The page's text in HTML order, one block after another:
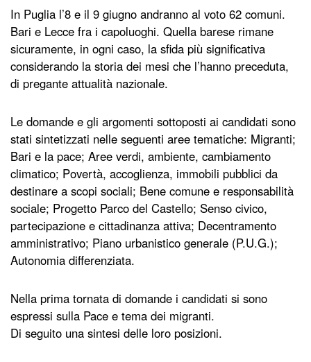
In Puglia l’8 e il 9 giugno andranno al voto 62 comuni.
Bari e Lecce fra i capoluoghi. Quella barese rimane
sicuramente, in ogni caso, la sfida più significativa
considerando la storia dei mesi che l’hanno preceduta,
di pregante attualità nazionale.
Le domande e gli argomenti sottoposti ai candidati sono
stati sintetizzati nelle seguenti aree tematiche: Migranti;
Bari e la pace; Aree verdi, ambiente, cambiamento
climatico; Povertà, accoglienza, immobili pubblici da
destinare a scopi sociali; Bene comune e responsabilità
sociale; Progetto Parco del Castello; Senso civico,
partecipazione e cittadinanza attiva; Decentramento
amministrativo; Piano urbanistico generale (P.U.G.);
Autonomia differenziata.
Nella prima tornata di domande i candidati si sono
espressi sulla Pace e tema dei migranti.
Di seguito una sintesi delle loro posizioni.